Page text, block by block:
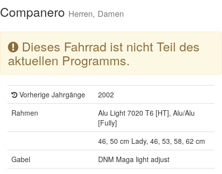
Companero Herren, Damen
Dieses Fahrrad ist nicht Teil des
aktuellen Programms.
Vorherige Jahrgänge
2002
Rahmen
Alu Light 7020 T6 [HT], Alu/Alu
[Fully]
46, 50 cm Lady, 46, 53, 58, 62 cm
Gabel
DNM Maga light adjust